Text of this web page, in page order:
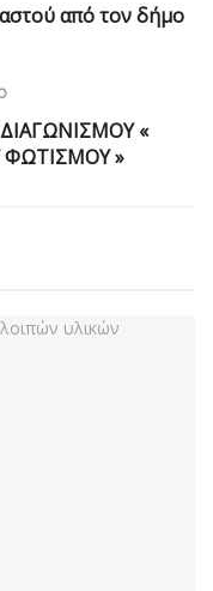
από τον δήμο
«
ΦΩΤΙΣΜΟΥ »